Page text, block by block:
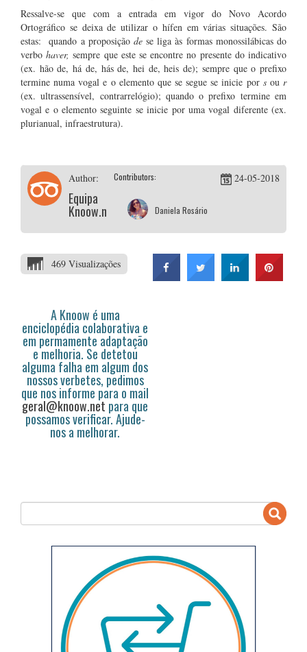
Ressalve-se que com a entrada em vigor do Novo Acordo
Ortográfico se deixa de utilizar o hífen em várias situações. São
estas: quando a proposição dese liga às formas monossilábicas do
verbohaver, sempre que este se encontre no presente do indicativo
(ex. hão de, há de, hás de, hei de, heis de); sempre que o prefixo
termine numa vogal e o elemento que se segue se inicie por sour
(ex. ultrassensível, contrarrelógio); quando o prefixo termine em
vogal e o elemento seguinte se inicie por uma vogal diferente (ex.
plurianual, infraestrutura).
Author:
Equipa
Knoow.net
24-05-2018
Contributors:
Daniela Rosário
469 Visualizações
A Knoow é uma
enciclopédia colaborativa e
em permamente adaptação
e melhoria. Se detetou
alguma falha em algum dos
nossos verbetes, pedimos
que nos informe para o mail
geral@knoow.net para que
possamos verificar. Ajude-
nos a melhorar.